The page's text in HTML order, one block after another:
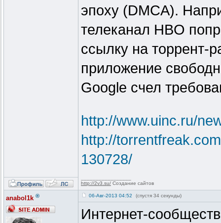
эпоху (DMCA).
телеканал HBO
ссылку на торрент-
приложение
Google счел
http://www.uinc.ru/
http://
130728/
http://2v3.su/ Создание сайтов
anabol1k ® 06-Авг-2013 04:52 (спустя 34 секунды)
Интернет-